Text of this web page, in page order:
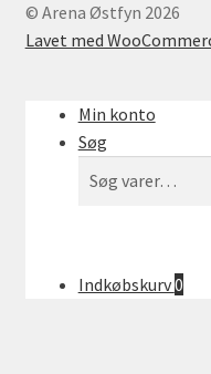
Motorcykler til salg
Oversigt Markeder
Velkommen
© Arena Østfyn 2026
Lavet med
Min konto
Søg
efter:
Indkøbskurv0